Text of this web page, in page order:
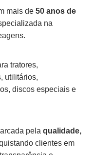
mais de 50 anos de
na
tratores,
utilitários,
discos especiais e
pela qualidade,
clientes em